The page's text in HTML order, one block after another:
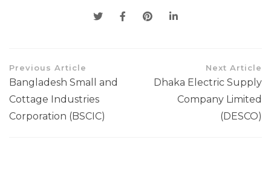
Previous Article
Bangladesh Small and
Cottage Industries
Corporation (BSCIC)
Next Article
Dhaka Electric Supply
Company Limited
(DESCO)